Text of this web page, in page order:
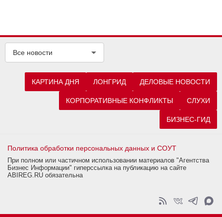
Все новости
КАРТИНА ДНЯ ЛОНГРИД ДЕЛОВЫЕ НОВОСТИ
КОРПОРАТИВНЫЕ КОНФЛИКТЫ СЛУХИ
БИЗНЕС-ГИД
Политика обработки персональных данных и СОУТ
При полном или частичном использовании материалов "Агентства
Бизнес Информации" гиперссылка на публикацию на сайте
ABIREG.RU обязательна